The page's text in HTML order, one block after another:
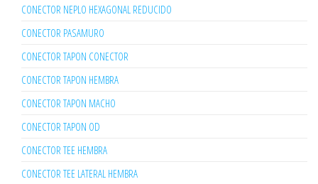
CONECTOR NEPLO HEXAGONAL REDUCIDO
CONECTOR PASAMURO
CONECTOR TAPON CONECTOR
CONECTOR TAPON HEMBRA
CONECTOR TAPON MACHO
CONECTOR TAPON OD
CONECTOR TEE HEMBRA
CONECTOR TEE LATERAL HEMBRA